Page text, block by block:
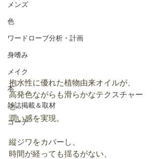
メンズ
色
ワードローブ分析・計画
身嗜み
メイク
本
雑誌掲載＆取材
コーデ
抱水性に優れた植物由来オイルが、
高発色ながらも滑らかなテクスチャー
と
潤い感を実現。
縦ジワをカバーし、
時間が経っても揺るがない、